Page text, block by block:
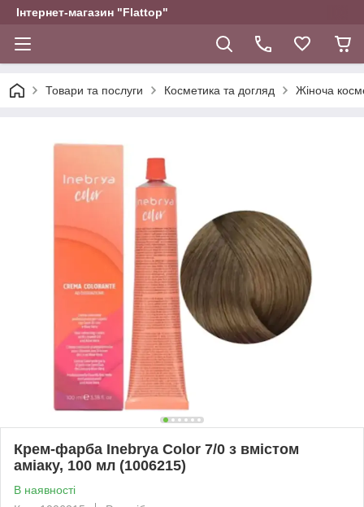
Інтернет-магазин "Flattop"
Товари та послуги Косметика та догляд Жіноча
Крем-фарба Inebrya Сolor 7/0 з вмiстом
амiаку, 100 мл (1006215)
В наявності